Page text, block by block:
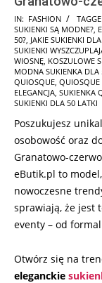
2025-
09-
18
IN: FASHION
SUKIENKI SĄ MODNE?
50? JAKIE SUKIENKI
SUKIENKI
WIOSNĘ KOSZULOWE
MODNA SUKIENKA DLA
QUIOSQUE QUIOSQUE
ELEGANCJA SUKIENKA
SUKIENKI DLA 50 LATKI
Poszukujesz
osobowość oraz
Granatowo-
eButik.pl to
nowoczesne
sprawiają, że jest
eventy – od
Otwórz się na
eleganckie